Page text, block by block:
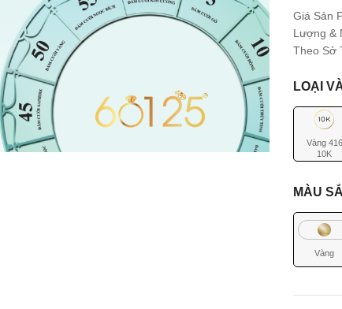
dựa trên
đánh giá
Giá Sản
Lượng &
Theo Sở
LOẠI
Vàng 416
10K
MÀU
Vàng